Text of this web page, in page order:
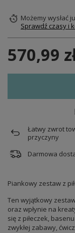
Możemy wysłać
Sprawdź czasy i
570,99
Łatwy zwrot
przyczyny
Darmowa
Piankowy zestaw z
Ten wyjątkowy
oraz wpłynie na
się z piłeczek,
zwykłej zabawy,